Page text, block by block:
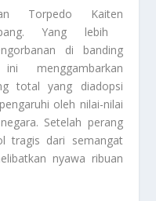
Torpedo Kaiten
Yang lebih
di banding
menggambarkan
total yang diadopsi
oleh nilai-nilai
Setelah perang
tragis dari semangat
nyawa ribuan